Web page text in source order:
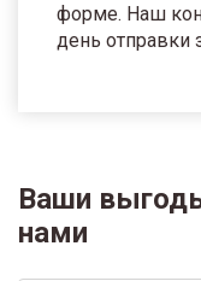
форме. Наш
день отправки
Ваши
нами